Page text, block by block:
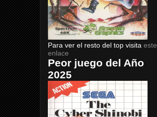
Para ver el resto del top visita este
enlace
Peor juego del Año
2025